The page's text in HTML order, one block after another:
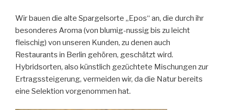
Wir bauen die alte Spargelsorte „Epos“ an, die durch ihr
besonderes Aroma (von blumig-nussig bis zu leicht
fleischig) von unseren Kunden, zu denen auch
Restaurants in Berlin gehören, geschätzt wird.
Hybridsorten, also künstlich gezüchtete Mischungen zur
Ertragssteigerung, vermeiden wir, da die Natur bereits
eine Selektion vorgenommen hat.